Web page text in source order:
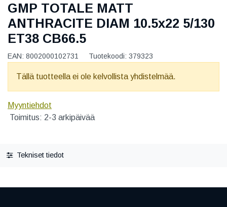
GMP TOTALE MATT
ANTHRACITE DIAM 10.5x22 5/130
ET38 CB66.5
EAN: 8002000102731 Tuotekoodi: 379323
Tällä tuotteella ei ole kelvollista yhdistelmää.
Myyntiehdot
Toimitus: 2-3 arkipäivää
Tekniset tiedot